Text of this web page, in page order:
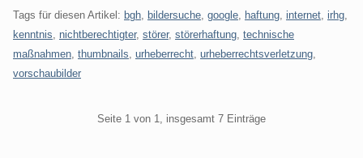
Tags für diesen Artikel: bgh bildersuche google haftung internet irhg
kenntnis
nichtberechtigter, störer, störerhaftung technische
maßnahmen thumbnails urheberrecht urheberrechtsverletzung
vorschaubilder
Seite 1 von 1, insgesamt 7 Einträge